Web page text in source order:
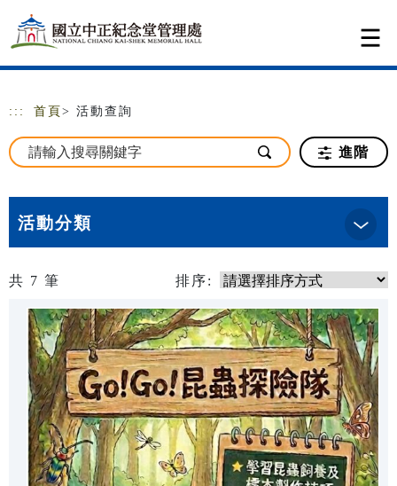
跳到主要內容
網站導覽
::: 首頁 > 活動查詢
進階
活動分類
共 7 筆 排序: